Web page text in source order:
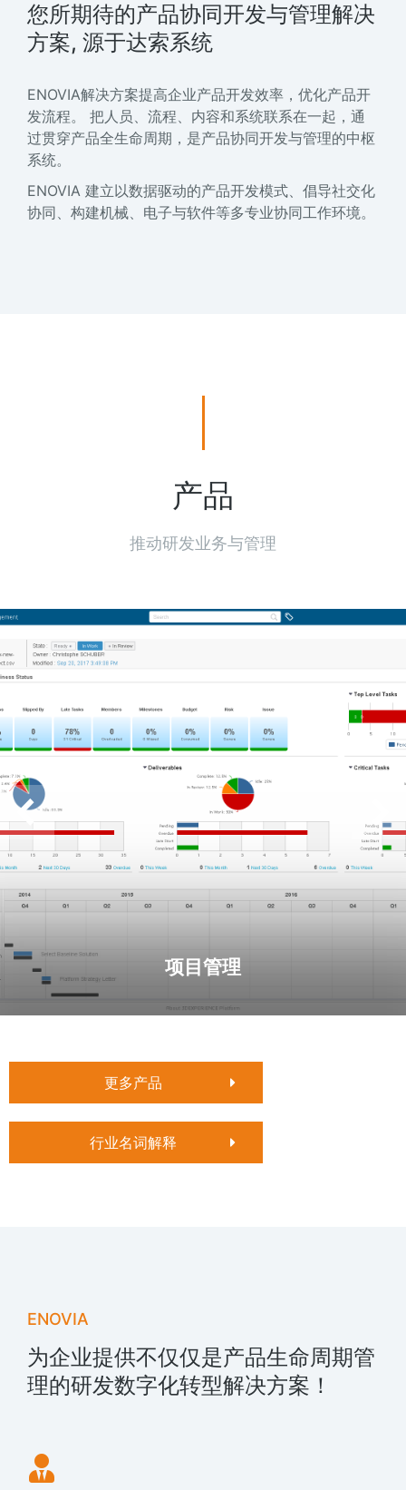
您所期待的产品协同开发与管理解决
方案, 源于达索系统
ENOVIA解决方案提高企业产品开发效率，优化产品开
发流程。 把人员、流程、内容和系统联系在一起，通
过贯穿产品全生命周期，是产品协同开发与管理的中枢
系统。
ENOVIA 建立以数据驱动的产品开发模式、倡导社交化
协同、构建机械、电子与软件等多专业协同工作环境。
产品
推动研发业务与管理
项目管理
更多产品
行业名词解释
ENOVIA
为企业提供不仅仅是产品生命周期管
理的研发数字化转型解决方案！